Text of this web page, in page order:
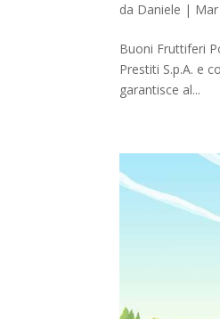
da Daniele |
Buoni Fruttiferi
Prestiti S.p.A. e
garantisce al...